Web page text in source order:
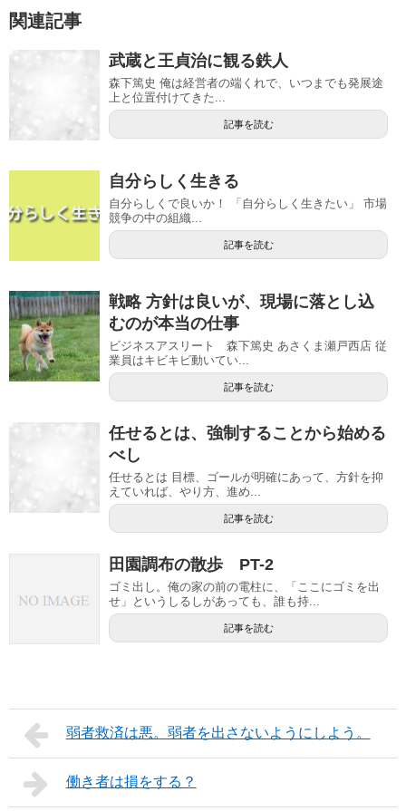
関連記事
武蔵と王貞治に観る鉄人
森下篤史 俺は経営者の端くれで、いつまでも発展途
上と位置付けてきた...
記事を読む
自分らしく生きる
自分らしくで良いか！ 「自分らしく生きたい」 市場
競争の中の組織...
記事を読む
戦略 方針は良いが、現場に落とし込
むのが本当の仕事
ビジネスアスリート 森下篤史 あさくま瀬戸西店 従
業員はキビキビ動いてい...
記事を読む
任せるとは、強制することから始める
べし
任せるとは 目標、ゴールが明確にあって、方針を抑
えていれば、やり方、進め...
記事を読む
田園調布の散歩 PT-2
ゴミ出し。俺の家の前の電柱に、「ここにゴミを出
せ」というしるしがあっても、誰も持...
記事を読む
弱者救済は悪。弱者を出さないようにしよう。
働き者は損をする？